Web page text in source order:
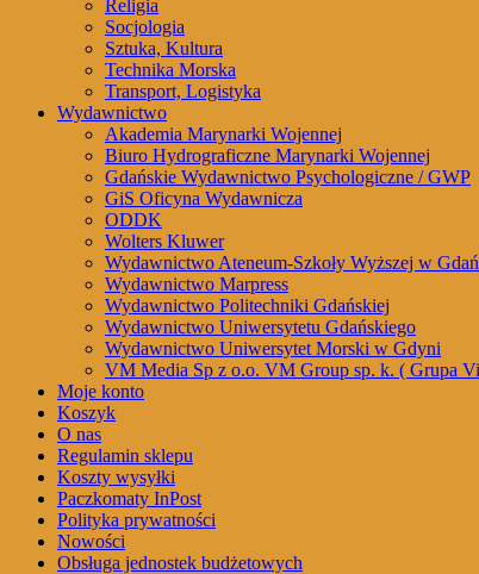
Religia
Socjologia
Sztuka, Kultura
Technika Morska
Transport, Logistyka
Wydawnictwo
Akademia Marynarki Wojennej
Biuro Hydrograficzne Marynarki Wojennej
Gdańskie Wydawnictwo Psychologiczne / GWP
GiS Oficyna Wydawnicza
ODDK
Wolters Kluwer
Wydawnictwo Ateneum-Szkoły Wyższej w
Wydawnictwo Marpress
Wydawnictwo Politechniki Gdańskiej
Wydawnictwo Uniwersytetu Gdańskiego
Wydawnictwo Uniwersytet Morski w Gdyni
VM Media Sp z o.o. VM Group sp. k. ( Grupa
Moje konto
Koszyk
O nas
Regulamin sklepu
Koszty wysyłki
Paczkomaty InPost
Polityka prywatności
Nowości
Obsługa jednostek budżetowych